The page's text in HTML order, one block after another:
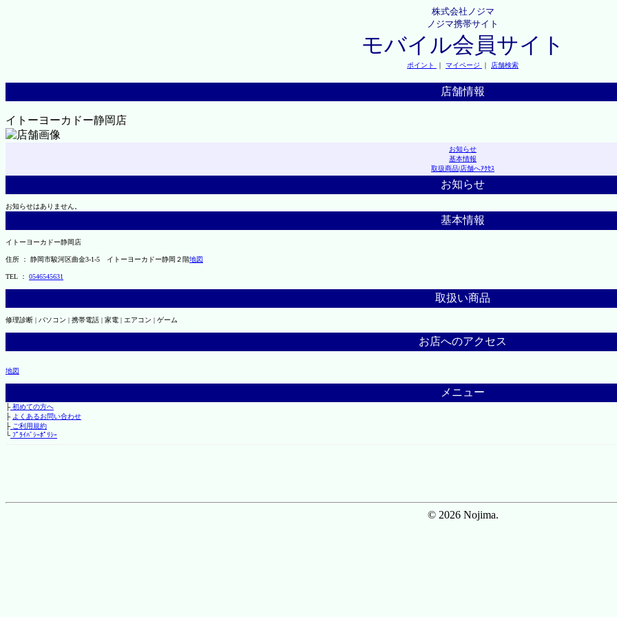
株式会社ノジマ
ノジマ携帯サイト
モバイル会員サイト
ポイント ｜ マイページ ｜ 店舗検索
店舗情報
イトーヨーカドー静岡店
お知らせ
基本情報
取扱商品|店舗へｱｸｾｽ
お知らせ
お知らせはありません。
基本情報
イトーヨーカドー静岡店
住所 ： 静岡市駿河区曲金3-1-5 イトーヨーカドー静岡２階地図
TEL ： 0546545631
取扱い商品
修理診断 | パソコン | 携帯電話 | 家電 | エアコン | ゲーム
お店へのアクセス
地図
メニュー
├初めての方へ
├ よくあるお問い合わせ
├ご利用規約
└ﾌﾟﾗｲﾊﾞｼｰﾎﾟﾘｼｰ
© 2026 Nojima.